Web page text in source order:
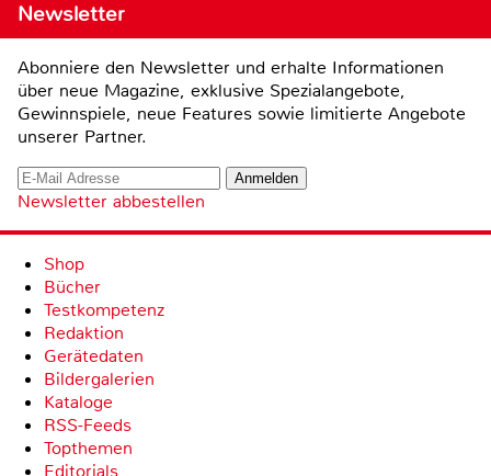
Newsletter
Abonniere den Newsletter und erhalte Informationen
über neue Magazine, exklusive Spezialangebote,
Gewinnspiele, neue Features sowie limitierte Angebote
unserer Partner.
Newsletter abbestellen
Shop
Bücher
Testkompetenz
Redaktion
Gerätedaten
Bildergalerien
Kataloge
RSS-Feeds
Topthemen
Editorials